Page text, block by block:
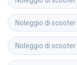
Noleggio di scooter
Noleggio di scooter